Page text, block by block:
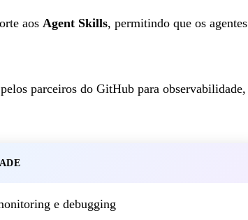
aos Agent Skills, permitindo que os agentes
parceiros do GitHub para observabilidade,
e debugging